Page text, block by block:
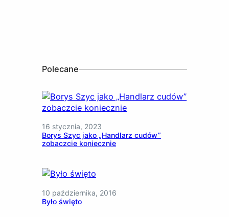
Polecane
16 stycznia, 2023
Borys Szyc jako „Handlarz cudów”
zobaczcie koniecznie
10 października, 2016
Było święto